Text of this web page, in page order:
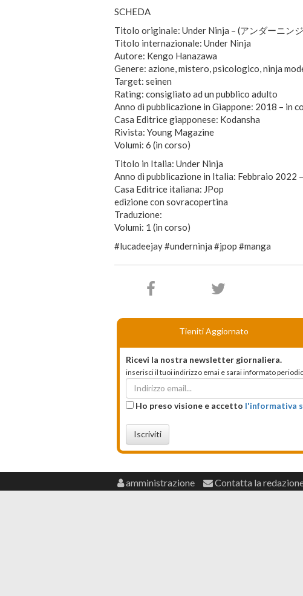
SCHEDA
Titolo originale: Under Ninja – (アンダーニン
Titolo internazionale: Under Ninja
Autore: Kengo Hanazawa
Genere: azione, mistero, psicologico, ninja
Target: seinen
Rating: consigliato ad un pubblico adulto
Anno di pubblicazione in Giappone: 2018 – in
Casa Editrice giapponese: Kodansha
Rivista: Young Magazine
Volumi: 6 (in corso)
Titolo in Italia: Under Ninja
Anno di pubblicazione in Italia: Febbraio 2022
Casa Editrice italiana: JPop
edizione con sovracopertina
Traduzione:
Volumi: 1 (in corso)
#lucadeejay #underninja #jpop #manga
Tieniti Aggiornato
Ricevi la nostra newsletter giornaliera.
inserisci il tuoi indirizzo emai e sarai informato
Ho preso visione e accetto l'informativa
Iscriviti
amministrazione Contatta la